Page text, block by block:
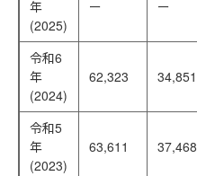
年
(2025)
ー ー
令和6
年
(2024)
62,323 34,851
令和5
年
(2023)
63,611 37,468